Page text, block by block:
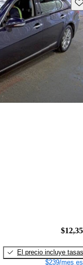
El precio incluye tasas
$239/mes